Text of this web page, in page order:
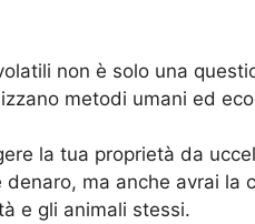
non è solo una
metodi umani ed
la tua proprietà da
denaro, ma anche avrai
e gli animali stessi.